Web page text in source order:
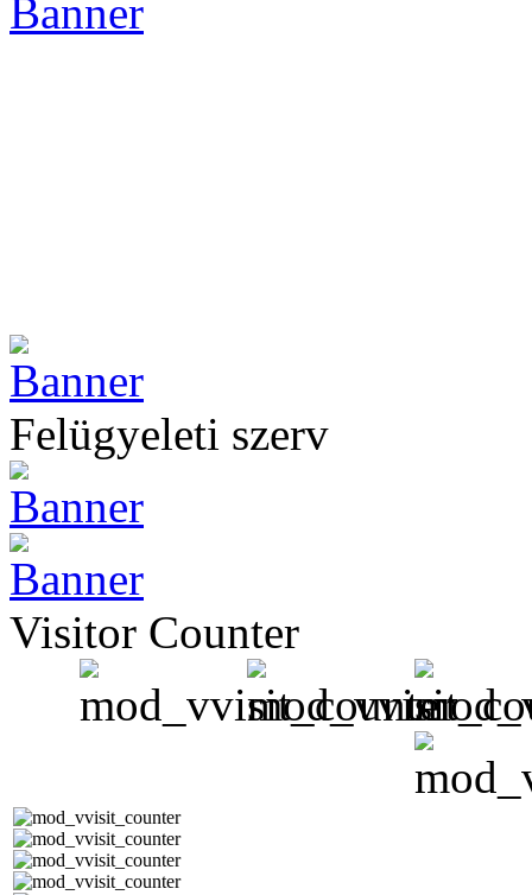
Felügyeleti szerv
Visitor Counter